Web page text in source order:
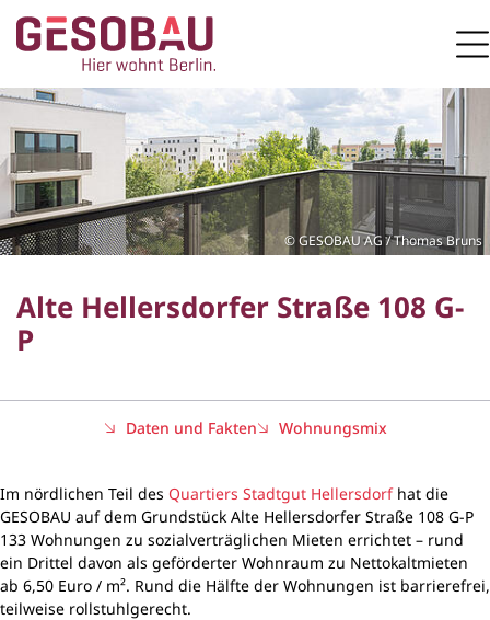
ZUM HAUPTINHALT SPRINGEN
Zur Startseite
GESOBAU AG / Thomas Bruns
Alte Hellersdorfer Straße 108 G-
P
Daten und Fakten Wohnungsmix
Im nördlichen Teil des Quartiers Stadtgut Hellersdorfhat die
GESOBAU auf dem Grundstück Alte Hellersdorfer Straße 108 G-P
133 Wohnungen zu sozialverträglichen Mieten errichtet – rund
ein Drittel davon als geförderter Wohnraum zu Nettokaltmieten
ab 6,50 Euro / m². Rund die Hälfte der Wohnungen ist barrierefrei,
teilweise rollstuhlgerecht.